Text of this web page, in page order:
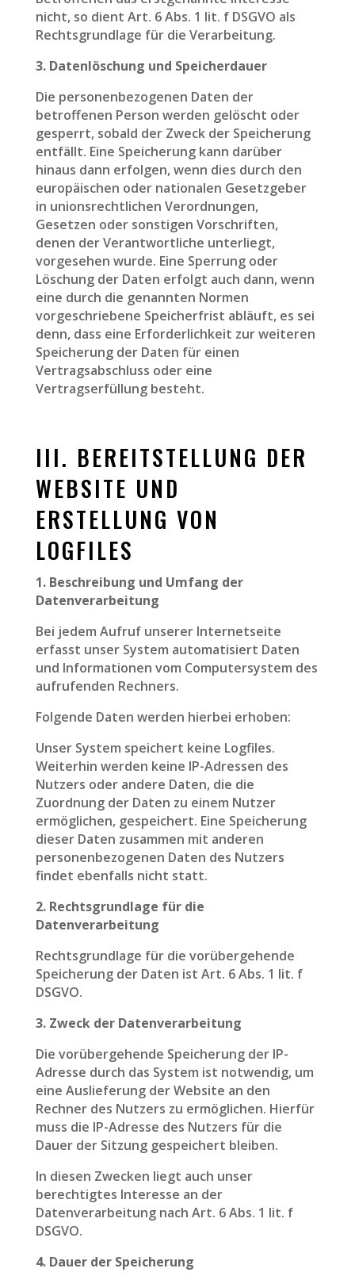
nicht, so dient Art. 6 Abs. 1 lit. f DSGVO als
Rechtsgrundlage für die Verarbeitung.
3. Datenlöschung und Speicherdauer
Die personenbezogenen Daten der
betroffenen Person werden gelöscht oder
gesperrt, sobald der Zweck der Speicherung
entfällt. Eine Speicherung kann darüber
hinaus dann erfolgen, wenn dies durch den
europäischen oder nationalen Gesetzgeber
in unionsrechtlichen Verordnungen,
Gesetzen oder sonstigen Vorschriften,
denen der Verantwortliche unterliegt,
vorgesehen wurde. Eine Sperrung oder
Löschung der Daten erfolgt auch dann, wenn
eine durch die genannten Normen
vorgeschriebene Speicherfrist abläuft, es sei
denn, dass eine Erforderlichkeit zur weiteren
Speicherung der Daten für einen
Vertragsabschluss oder eine
Vertragserfüllung besteht.
III. BEREITSTELLUNG DER
WEBSITE UND
ERSTELLUNG VON
LOGFILES
1. Beschreibung und Umfang der
Datenverarbeitung
Bei jedem Aufruf unserer Internetseite
erfasst unser System automatisiert Daten
und Informationen vom Computersystem des
aufrufenden Rechners.
Folgende Daten werden hierbei erhoben:
Unser System speichert keine Logfiles.
Weiterhin werden keine IP-Adressen des
Nutzers oder andere Daten, die die
Zuordnung der Daten zu einem Nutzer
ermöglichen, gespeichert. Eine Speicherung
dieser Daten zusammen mit anderen
personenbezogenen Daten des Nutzers
findet ebenfalls nicht statt.
2. Rechtsgrundlage für die
Datenverarbeitung
Rechtsgrundlage für die vorübergehende
Speicherung der Daten ist Art. 6 Abs. 1 lit. f
DSGVO.
3. Zweck der Datenverarbeitung
Die vorübergehende Speicherung der IP-
Adresse durch das System ist notwendig, um
eine Auslieferung der Website an den
Rechner des Nutzers zu ermöglichen. Hierfür
muss die IP-Adresse des Nutzers für die
Dauer der Sitzung gespeichert bleiben.
In diesen Zwecken liegt auch unser
berechtigtes Interesse an der
Datenverarbeitung nach Art. 6 Abs. 1 lit. f
DSGVO.
4. Dauer der Speicherung